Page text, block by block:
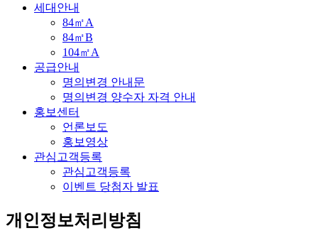
세대안내
84㎡A
84㎡B
104㎡A
공급안내
명의변경 안내문
명의변경 양수자 자격 안내
홍보센터
언론보도
홍보영상
관심고객등록
관심고객등록
이벤트 당첨자 발표
개인정보처리방침